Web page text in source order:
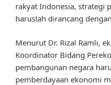
rakyat Indonesia, strategi
haruslah dirancang
Menurut Dr. Rizal Ramli,
Koordinator Bidang
pembangunan negara
pemberdayaan ekonomi